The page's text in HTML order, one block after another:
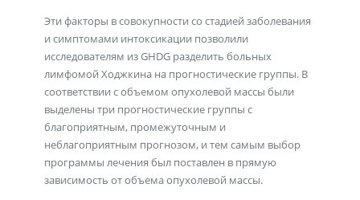
Эти факторы в совокупности со стадией заболевания
и симптомами интоксикации позволили
исследователям из GHDG разделить больных
лимфомой Ходжкина на прогностические группы. В
соответствии с объемом опухолевой массы были
выделены три прогностические группы с
благоприятным, промежуточным и
неблагоприятным прогнозом, и тем самым выбор
программы лечения был поставлен в прямую
зависимость от объема опухолевой массы.